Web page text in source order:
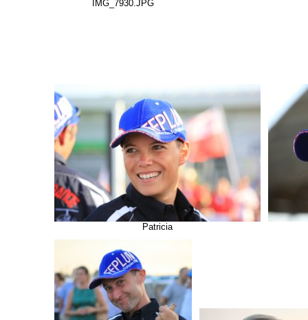
IMG_7930.JPG
Patricia